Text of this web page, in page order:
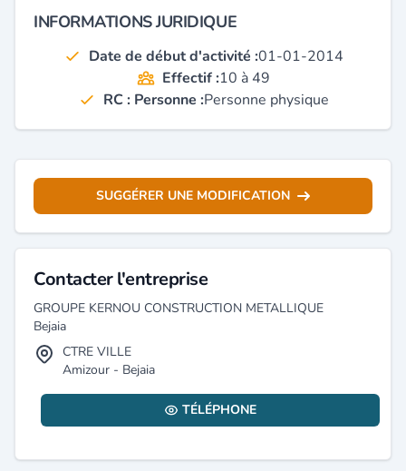
INFORMATIONS JURIDIQUE
Date de début d'activité :01-01-2014
Effectif :10 à 49
RC : Personne :Personne physique
SUGGÉRER UNE MODIFICATION
Contacter l'entreprise
GROUPE KERNOU CONSTRUCTION METALLIQUE
Bejaia
CTRE VILLE
Amizour - Bejaia
TÉLÉPHONE